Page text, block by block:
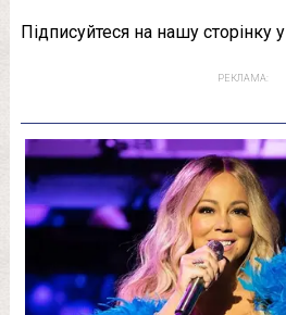
Підписуйтеся на нашу сторінку у
РЕКЛАМА: